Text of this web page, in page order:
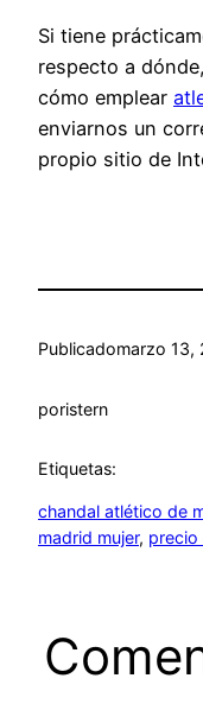
Si tiene
respecto a
cómo emplear
enviarnos un
propio sitio de
Publicadomarzo 13,
poristern
Etiquetas:
chandal atlético de
madrid mujer, precio